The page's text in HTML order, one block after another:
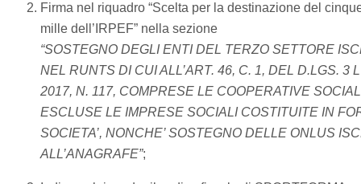
Firma nel riquadro “Scelta per la destinazione del
mille dell’IRPEF” nella sezione
“SOSTEGNO DEGLI ENTI DEL TERZO SETTORE
NEL RUNTS DI CUI ALL’ART. 46, C. 1, DEL D.LGS. 3
2017, N. 117, COMPRESE LE COOPERATIVE
ESCLUSE LE IMPRESE SOCIALI COSTITUITE IN
SOCIETA’, NONCHE’ SOSTEGNO DELLE ONLUS
ALL’ANAGRAFE”;